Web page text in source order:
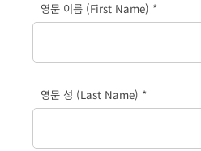
영문 이름 (First Name) *
영문 성 (Last Name) *